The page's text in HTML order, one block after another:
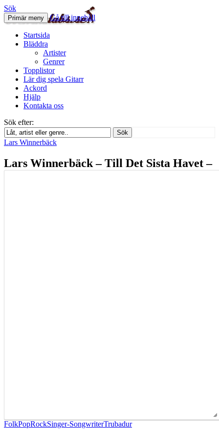
Svenskatabs.se
Sök
Primär meny Gå till innehåll
Startsida
Bläddra
Artister
Genrer
Topplistor
Lär dig spela Gitarr
Ackord
Hjälp
Kontakta oss
Sök efter:
Sök
Lars Winnerbäck
Lars Winnerbäck – Till Det Sista Havet –
FolkPopRockSinger-SongwriterTrubadur